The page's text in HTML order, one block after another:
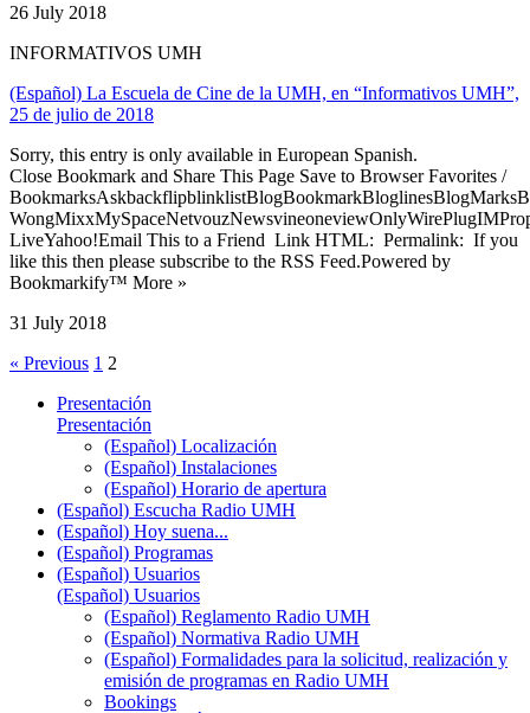
26 July 2018
INFORMATIVOS UMH
(Español) La Escuela de Cine de la UMH, en “Informativos UMH”,
25 de julio de 2018
Sorry, this entry is only available in European Spanish.
Close Bookmark and Share This Page Save to Browser Favorites /
LiveYahoo!Email This to a Friend Link HTML: Permalink: If you
like this then please subscribe to the RSS Feed.Powered by
Bookmarkify™ More »
31 July 2018
« Previous 1 2
Presentación
Presentación
(Español) Localización
(Español) Instalaciones
(Español) Horario de apertura
(Español) Escucha Radio UMH
(Español) Hoy suena...
(Español) Programas
(Español) Usuarios
(Español) Usuarios
(Español) Reglamento Radio UMH
(Español) Normativa Radio UMH
(Español) Formalidades para la solicitud, realización y
emisión de programas en Radio UMH
Bookings